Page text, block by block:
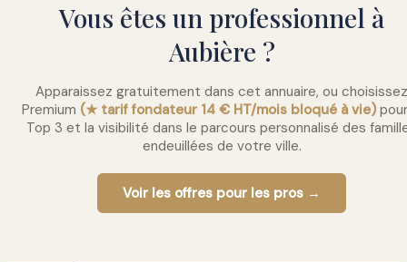
Vous êtes un professionnel à
Aubière ?
Apparaissez gratuitement dans cet annuaire, ou choisissez
Premium (★ tarif fondateur 14 € HT/mois bloqué à vie)
Top 3 et la visibilité dans le parcours personnalisé des
endeuillées de votre ville.
Voir les offres pour les pros →